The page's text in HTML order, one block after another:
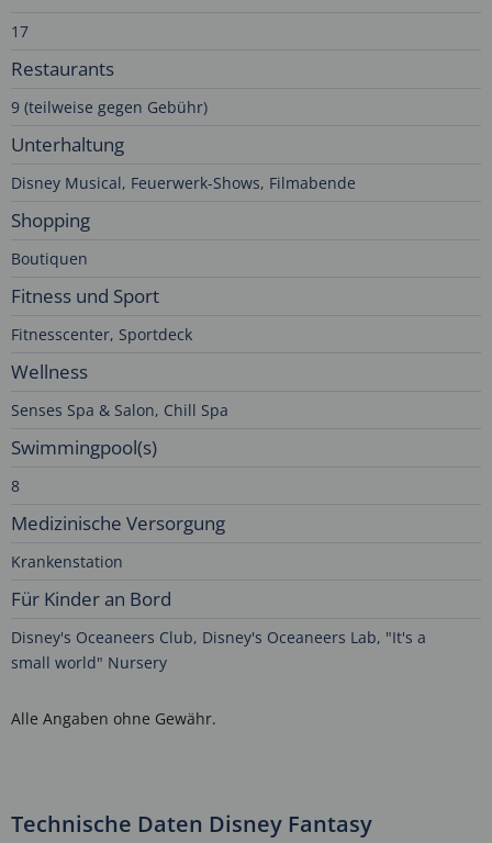
17
Restaurants
9 (teilweise gegen Gebühr)
Unterhaltung
Disney Musical, Feuerwerk-Shows, Filmabende
Shopping
Boutiquen
Fitness und Sport
Fitnesscenter, Sportdeck
Wellness
Senses Spa & Salon, Chill Spa
Swimmingpool(s)
8
Medizinische Versorgung
Krankenstation
Für Kinder an Bord
Disney's Oceaneers Club, Disney's Oceaneers Lab, "It's a
small world" Nursery
Alle Angaben ohne Gewähr.
Technische Daten Disney Fantasy